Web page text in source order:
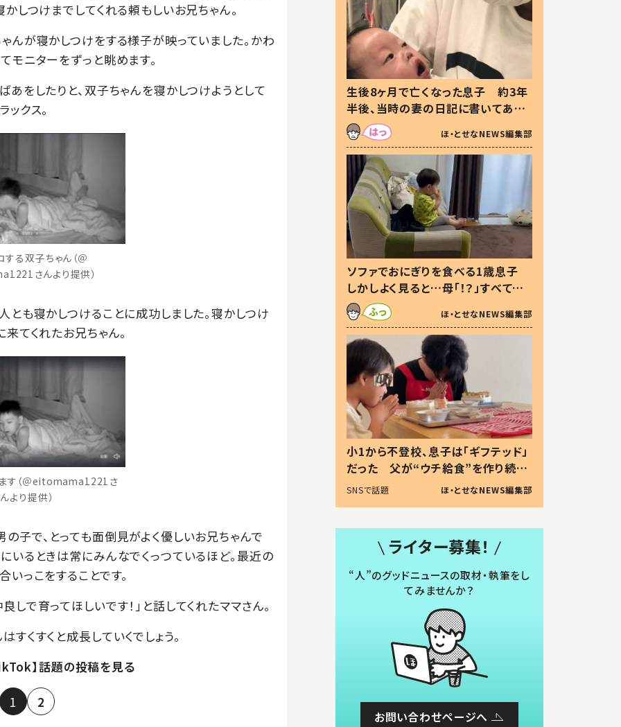
しつけまでしてくれる頼もしいお兄ちゃん。
んが寝かしつけをする様子が映っていました。かわ
モニターをずっと眺めます。
あをしたりと、双子ちゃんを寝かしつけようとして
クス。
する双子ちゃん（＠
さんより提供）
も寝かしつけることに成功しました。寝かしつけ
てくれたお兄ちゃん。
ます（＠eitomama1221さ
んより提供）
子で、とっても面倒見がよく優しいお兄ちゃんで
いるときは常にみんなでくっつているほど。最近の
っこをすることです。
で育ってほしいです！」と話してくれたママさん。
くすくと成長していくでしょう。
】話題の投稿を見る
1 2
生後8ヶ月で亡くなった息子 約3年
半後、当時の妻の日記に書いてあっ
た本音とは
ほ・とせなNEWS編集部
ソファでおにぎりを食べる1歳息子
しかしよく見ると…母「！？」すべてを
察した母の投稿に「可愛いから許
す！」「現行犯〜」
ほ・とせなNEWS編集部
小1から不登校、息子は「ギフテッド」
だった 父が“ウチ給食”を作り続け
る理由とは #令和の親 #令和の子
SNSで話題 ほ・とせなNEWS編集部
ライター募集！
“人”のグッドニュースの取材・執筆をし
てみませんか？
お問い合わせページへ